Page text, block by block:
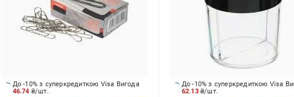
46.74 ₴/шт.
До -10% з суперкредиткою Visa Вигода
62.13 ₴/шт.
До -10% з суперкредиткою Visa